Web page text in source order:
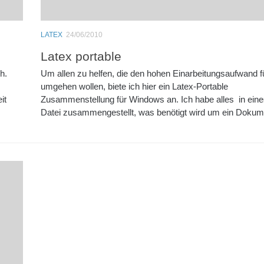
LATEX 24/06/2010
Latex portable
Um allen zu helfen, die den hohen Einarbeitungsaufwand
umgehen wollen, biete ich hier ein Latex-Portable
Zusammenstellung für Windows an. Ich habe alles in
Datei zusammengestellt, was benötigt wird um ein